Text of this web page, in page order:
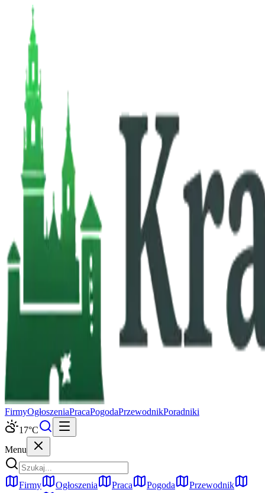
FirmyOgłoszeniaPracaPogodaPrzewodnikPoradniki
17°C
Menu
Firmy Ogłoszenia Praca Pogoda
Przewodnik